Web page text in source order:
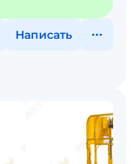
Написать